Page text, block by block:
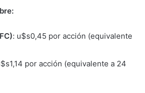
: u$s0,45 por acción (equivalente
por acción (equivalente a 24